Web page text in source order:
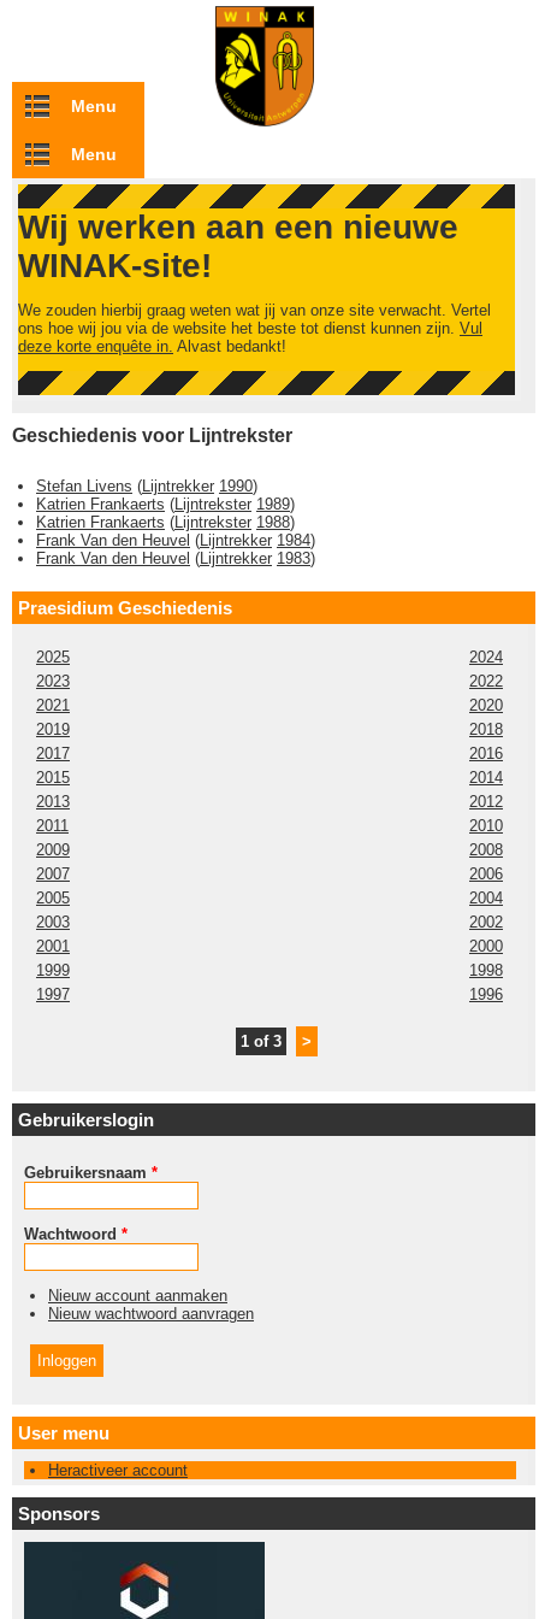
Overslaan en naar de inhoud gaan
Menu
Menu
Wij werken aan een nieuwe
WINAK-site!
We zouden hierbij graag weten wat jij van onze site verwacht. Vertel
ons hoe wij jou via de website het beste tot dienst kunnen zijn. Vul
deze korte enquête in. Alvast bedankt!
Geschiedenis voor Lijntrekster
Stefan Livens (Lijntrekker 1990)
Katrien Frankaerts (Lijntrekster 1989)
Katrien Frankaerts (Lijntrekster 1988)
Frank Van den Heuvel (Lijntrekker 1984)
Frank Van den Heuvel (Lijntrekker 1983)
Praesidium Geschiedenis
2025
2024
2023
2022
2021
2020
2019
2018
2017
2016
2015
2014
2013
2012
2011
2010
2009
2008
2007
2006
2005
2004
2003
2002
2001
2000
1999
1998
1997
1996
1 of 3 >
Gebruikerslogin
Gebruikersnaam *
Wachtwoord *
Nieuw account aanmaken
Nieuw wachtwoord aanvragen
User menu
Heractiveer account
Sponsors